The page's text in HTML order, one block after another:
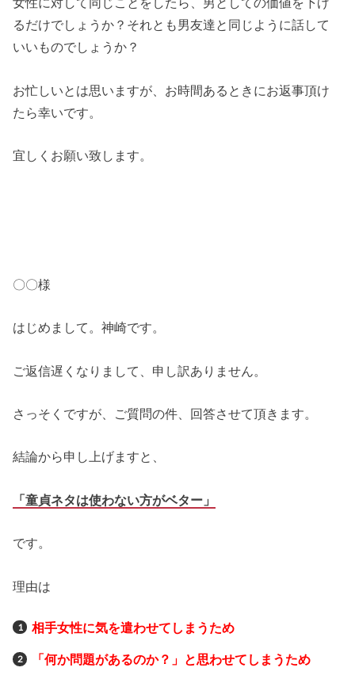
るだけでしょうか？それとも男友達と同じように話して
いいものでしょうか？
お忙しいとは思いますが、お時間あるときにお返事頂け
たら幸いです。
宜しくお願い致します。
〇〇様
はじめまして。神崎です。
ご返信遅くなりまして、申し訳ありません。
さっそくですが、ご質問の件、回答させて頂きます。
結論から申し上げますと、
「童貞ネタは使わない方がベター」
です。
理由は
相手女性に気を遣わせてしまうため
「何か問題があるのか？」と思わせてしまうため